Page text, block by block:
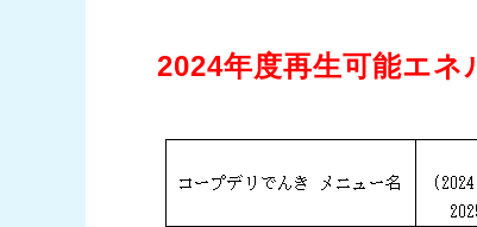
2024年度再生可能エネ